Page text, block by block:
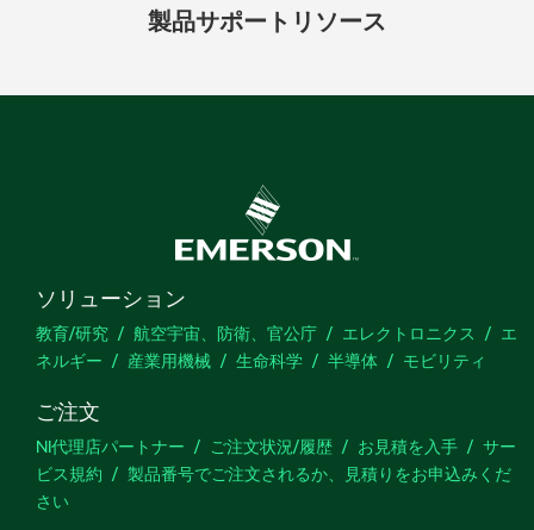
製品サポート リソース
ソリューション
教育/研究 航空宇宙、防衛、官公庁 エレクトロニクス
エ
ネルギー
産業用機械 生命科学 半導体 モビリティ
ご注文
NI代理店パートナー ご注文状況/履歴 お見積を入手
サー
ビス規約
製品番号でご注文されるか、見積りをお申込みくだ
さい